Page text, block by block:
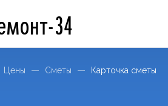
34
Цены Сметы Карточка сметы